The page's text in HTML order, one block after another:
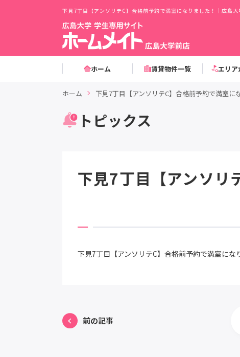
下見7丁目【アンソリテC】合格前予約で満室になりました！｜広島
ホーム 賃貸物件一覧 エリア
ホーム 下見7丁目【アンソリテC】合格前予約で満室に
トピックス
下見7丁目【アンソリ
下見7丁目【アンソリテC】合格前予約で満室にな
前の記事